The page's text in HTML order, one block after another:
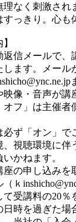
なく刺激され
っきり。心も
返信メールで
ます。メール
映像・音声が講
フ」は主催者
必ず「オン」で
、視聴環境に伴
かねます。
座の申し込み
（ｋ
受講料の20％
日時を過ぎた場